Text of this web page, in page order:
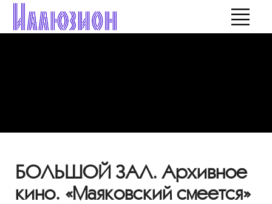
БОЛЬШОЙ ЗАЛ. Архивное
кино. «Маяковский смеется»